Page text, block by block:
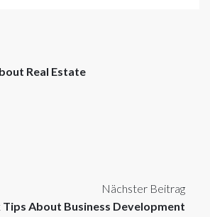
Real Estate
Nächster Beitrag
Tips About Business Development